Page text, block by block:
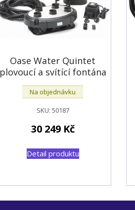
Oase Water Quintet
plovoucí a svítící fontána
Na objednávku
SKU: 50187
30 249 Kč
Detail produktu